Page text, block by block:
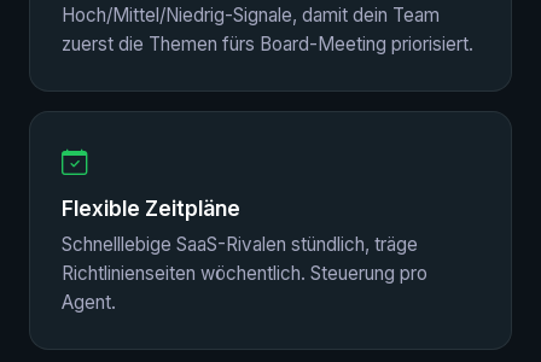
Hoch/Mittel/Niedrig-Signale, damit dein Team
zuerst die Themen fürs Board-Meeting priorisiert.
Flexible Zeitpläne
Schnelllebige SaaS-Rivalen stündlich, träge
Richtlinienseiten wöchentlich. Steuerung pro
Agent.